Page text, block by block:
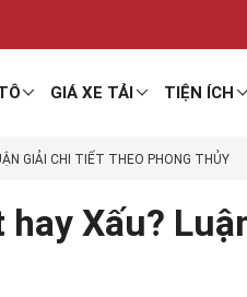
GIÁ XE TẢI TIỆN ÍCH
GIẢI CHI TIẾT THEO PHONG THỦY
hay Xấu?